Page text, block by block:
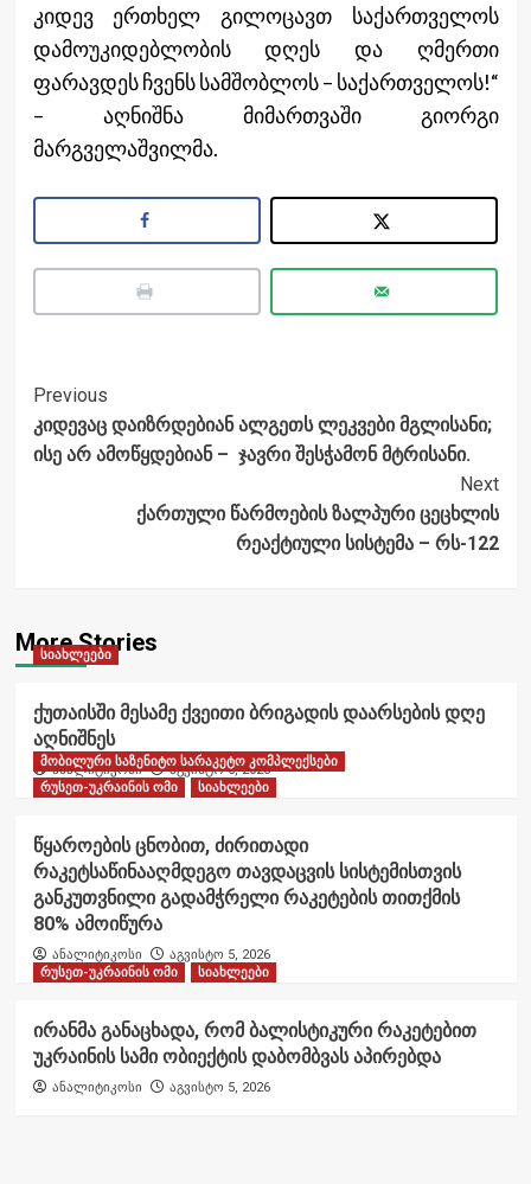
კიდევ ერთხელ გილოცავთ საქართველოს
დამოუკიდებლობის დღეს და ღმერთი
ფარავდეს ჩვენს სამშობლოს – საქართველოს!“
– აღნიშნა მიმართვაში გიორგი
მარგველაშვილმა.
Post
Navigation
Previous
კიდევაც დაიზრდებიან ალგეთს ლეკვები მგლისანი;
ისე არ ამოწყდებიან – ჯავრი შესჭამონ მტრისანი.
Next
ქართული წარმოების ზალპური ცეცხლის
რეაქტიული სისტემა – რს-122
More Stories
სიახლეები
ქუთაისში მესამე ქვეითი ბრიგადის დაარსების დღე
აღნიშნეს
ანალიტიკოსი აგვისტო 6, 2026
მობილური საზენიტო სარაკეტო კომპლექსები
რუსეთ-უკრაინის ომი
სიახლეები
წყაროების ცნობით, ძირითადი
რაკეტსაწინააღმდეგო თავდაცვის სისტემისთვის
განკუთვნილი გადამჭრელი რაკეტების თითქმის
80% ამოიწურა
ანალიტიკოსი
აგვისტო 5, 2026
რუსეთ-უკრაინის ომი
სიახლეები
ირანმა განაცხადა, რომ ბალისტიკური რაკეტებით
უკრაინის სამი ობიექტის დაბომბვას აპირებდა
ანალიტიკოსი აგვისტო 5, 2026